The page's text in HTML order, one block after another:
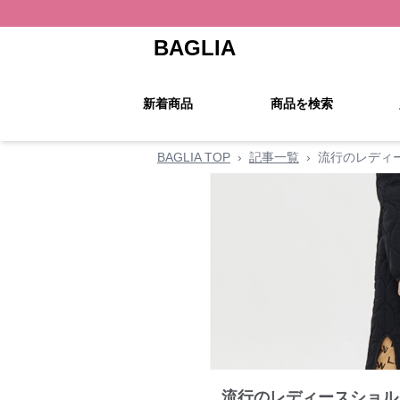
BAGLIA
新着商品 商品を検索
BAGLIA TOP › 記事一覧 › 流行のレディ